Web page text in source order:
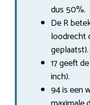
dus 50%.
De R
loodrecht
geplaatst).
17 geeft
inch).
94 is een